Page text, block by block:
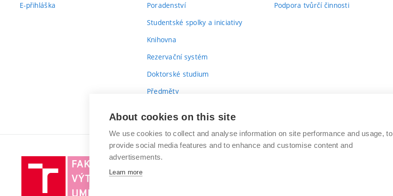
E-přihláška
Poradenství
Studentské spolky a iniciativy
Knihovna
Rezervační systém
Doktorské studium
Předměty
Podpora tvůrčí činnosti
Vysoké
About cookies on this site
We use cookies to collect and analyse information on site performance and usage, to
provide social media features and to enhance and customise content and
advertisements.
Learn more